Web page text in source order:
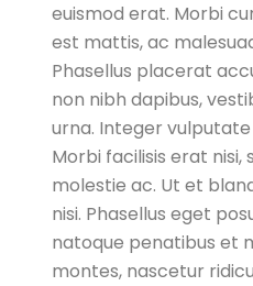
euismod erat. Morbi
est mattis, ac
Phasellus placerat
non nibh dapibus,
urna. Integer
Morbi facilisis erat nisi,
molestie ac. Ut et
nisi. Phasellus eget
natoque penatibus et
montes, nascetur